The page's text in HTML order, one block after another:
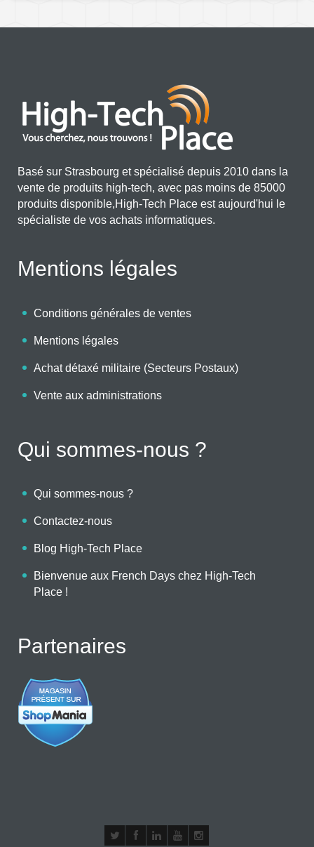
Basé sur Strasbourg et spécialisé depuis 2010 dans la
vente de produits high-tech, avec pas moins de 85000
produits disponible,High-Tech Place est aujourd'hui le
spécialiste de vos achats informatiques.
Mentions légales
Conditions générales de ventes
Mentions légales
Achat détaxé militaire (Secteurs Postaux)
Vente aux administrations
Qui sommes-nous ?
Qui sommes-nous ?
Contactez-nous
Blog High-Tech Place
Bienvenue aux French Days chez High-Tech
Place !
Partenaires